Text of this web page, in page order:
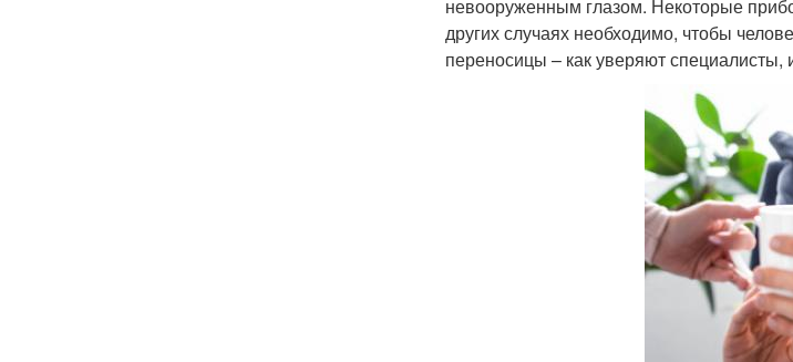
невооруженным глазом. Некоторые
других случаях необходимо, чтобы
переносицы – как уверяют